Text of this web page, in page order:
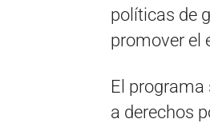
políticas de
promover el
El programa
a derechos